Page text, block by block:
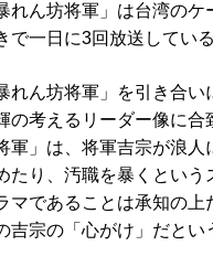
れん坊将軍」は台湾のケ
で一日に3回放送している
ん坊将軍」を引き合い
の考えるリーダー像に合
軍」は、将軍吉宗が浪人
たり、汚職を暴くという
マであることは承知の上
吉宗の「心がけ」だとい